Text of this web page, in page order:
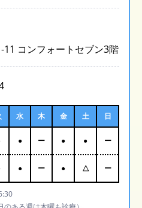
コンフォートセブン3階
水 木 金 土 日
● ー ● ● ー
● ー ● △ ー